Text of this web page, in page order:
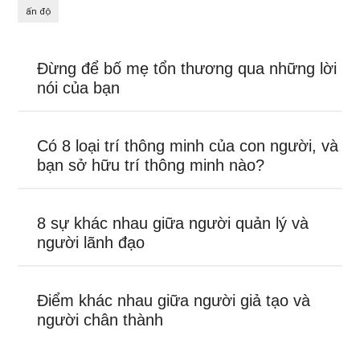
ấn độ
Đừng để bố mẹ tổn thương qua những lời
nói của bạn
Có 8 loại trí thông minh của con người, và
bạn sở hữu trí thông minh nào?
8 sự khác nhau giữa người quản lý và
người lãnh đạo
Điểm khác nhau giữa người giả tạo và
người chân thành